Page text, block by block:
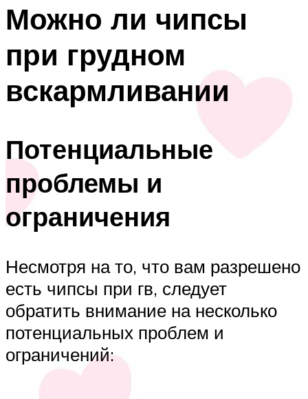
Можно ли чипсы
при грудном
вскармливании
Потенциальные
проблемы и
ограничения
Несмотря на то, что вам разрешено
есть чипсы при гв, следует
обратить внимание на несколько
потенциальных проблем и
ограничений: